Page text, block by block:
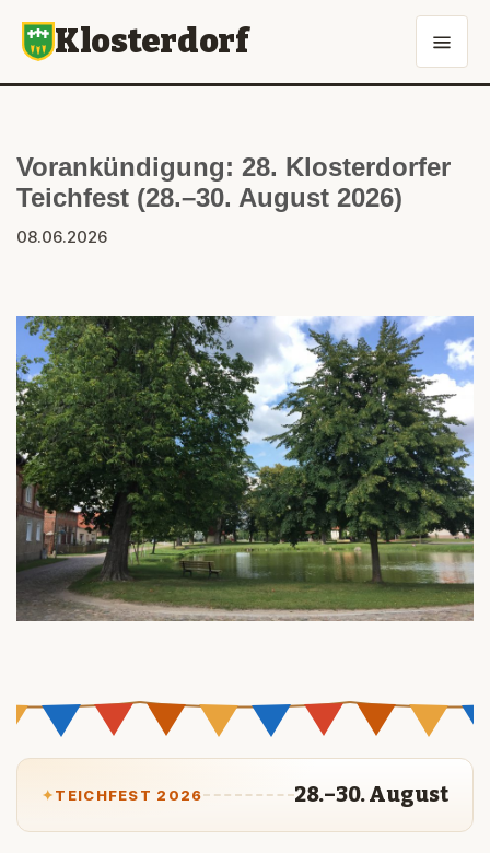
Klosterdorf
Vorankündigung: 28. Klosterdorfer
Teichfest (28.–30. August 2026)
08.06.2026
TEICHFEST 2026 28.–30. August